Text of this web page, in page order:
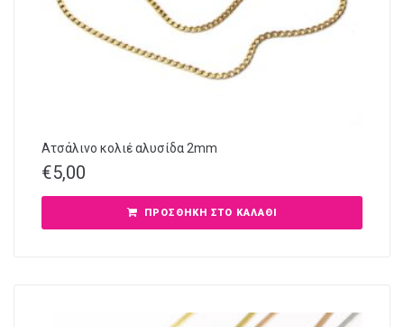
Ατσάλινο κολιέ αλυσίδα 2mm
€5,00
ΠΡΟΣΘΉΚΗ ΣΤΟ ΚΑΛΆΘΙ